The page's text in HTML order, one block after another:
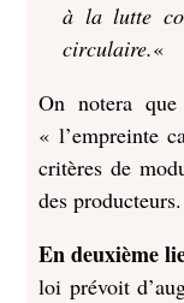
à la lutte
circulaire.«
On notera
« l’empreinte
critères de
des producteurs.
En deuxième
loi prévoit